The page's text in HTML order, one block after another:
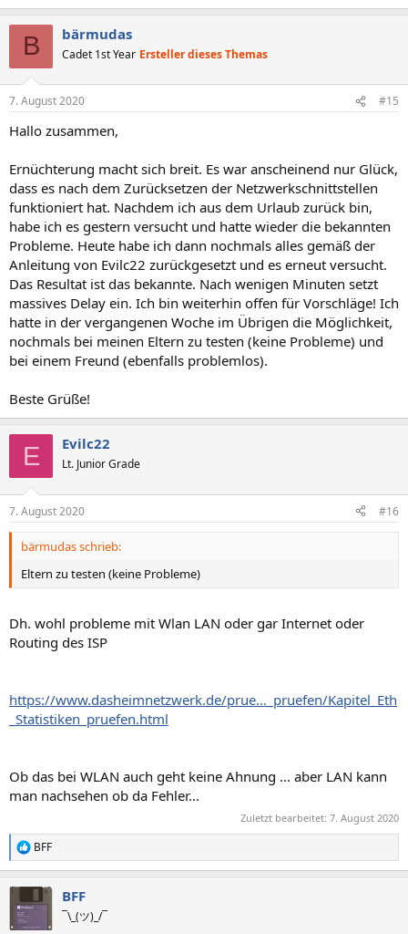
B bärmudas
Cadet 1st Year Ersteller dieses Themas
7. August 2020 #15
Hallo zusammen,
Ernüchterung macht sich breit. Es war anscheinend nur Glück,
dass es nach dem Zurücksetzen der Netzwerkschnittstellen
funktioniert hat. Nachdem ich aus dem Urlaub zurück bin,
habe ich es gestern versucht und hatte wieder die bekannten
Probleme. Heute habe ich dann nochmals alles gemäß der
Anleitung von Evilc22 zurückgesetzt und es erneut versucht.
Das Resultat ist das bekannte. Nach wenigen Minuten setzt
massives Delay ein. Ich bin weiterhin offen für Vorschläge! Ich
hatte in der vergangenen Woche im Übrigen die Möglichkeit,
nochmals bei meinen Eltern zu testen (keine Probleme) und
bei einem Freund (ebenfalls problemlos).
Beste Grüße!
E Evilc22
Lt. Junior Grade
7. August 2020 #16
bärmudas schrieb:
Eltern zu testen (keine Probleme)
Dh. wohl probleme mit Wlan LAN oder gar Internet oder
Routing des ISP
https://www.dasheimnetzwerk.de/prue..._pruefen/Kapitel_Eth
_Statistiken_pruefen.html
Ob das bei WLAN auch geht keine Ahnung ... aber LAN kann
man nachsehen ob da Fehler...
Zuletzt bearbeitet: 7. August 2020
R
e
t
i
BFF
BFF
¯\_(ツ)_/¯